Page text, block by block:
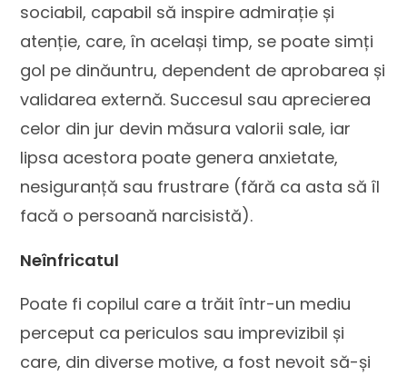
sociabil, capabil să inspire admirație și
atenție, care, în același timp, se poate simți
gol pe dinăuntru, dependent de aprobarea și
validarea externă. Succesul sau aprecierea
celor din jur devin măsura valorii sale, iar
lipsa acestora poate genera anxietate,
nesiguranță sau frustrare (fără ca asta să îl
facă o persoană narcisistă).
Neînfricatul
Poate fi copilul care a trăit într-un mediu
perceput ca periculos sau imprevizibil și
care, din diverse motive, a fost nevoit să-și